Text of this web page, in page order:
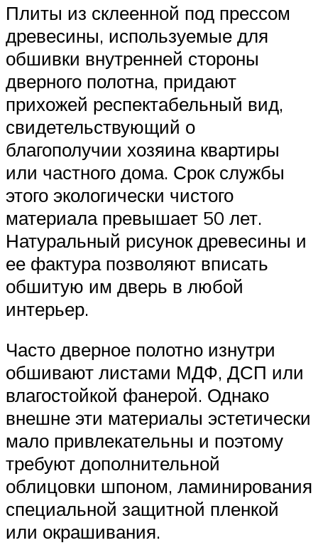
Плиты из склеенной под прессом
древесины, используемые для
обшивки внутренней стороны
дверного полотна, придают
прихожей респектабельный вид,
свидетельствующий о
благополучии хозяина квартиры
или частного дома. Срок службы
этого экологически чистого
материала превышает 50 лет.
Натуральный рисунок древесины и
ее фактура позволяют вписать
обшитую им дверь в любой
интерьер.
Часто дверное полотно изнутри
обшивают листами МДФ, ДСП или
влагостойкой фанерой. Однако
внешне эти материалы эстетически
мало привлекательны и поэтому
требуют дополнительной
облицовки шпоном, ламинирования
специальной защитной пленкой
или окрашивания.